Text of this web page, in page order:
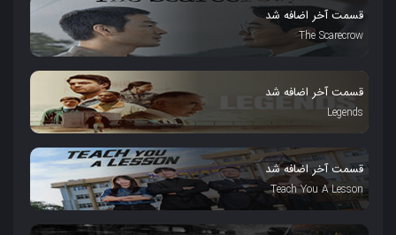
قسمت آخر اضافه شد
The Scarecrow
قسمت آخر اضافه شد
Legends
قسمت آخر اضافه شد
Teach You A Lesson